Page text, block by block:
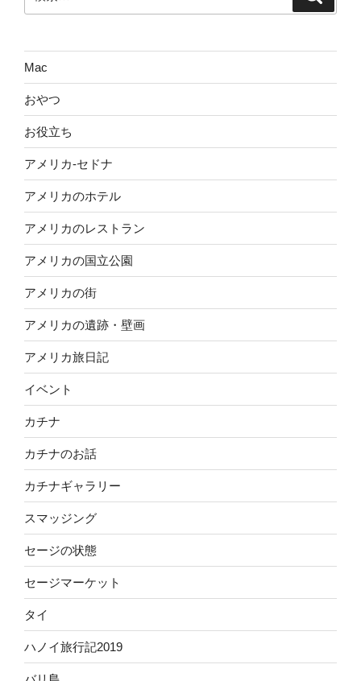
ジ
り
索:
Mac
おやつ
お役立ち
アメリカ-セドナ
アメリカのホテル
アメリカのレストラン
アメリカの国立公園
アメリカの街
アメリカの遺跡・壁画
アメリカ旅日記
イベント
カチナ
カチナのお話
カチナギャラリー
スマッジング
セージの状態
セージマーケット
タイ
ハノイ旅行記2019